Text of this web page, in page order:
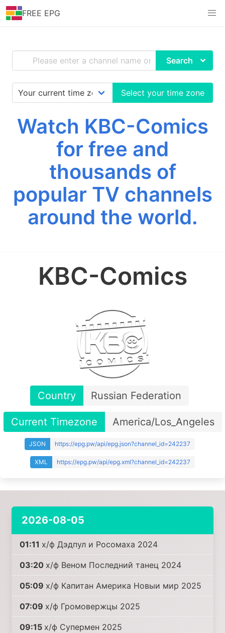
FREE EPG
Search
Select your time zone
Watch KBC-Comics
for free and
thousands of
popular TV channels
around the world.
KBC-Comics
Country Russian Federation
Current Timezone America/Los_Angeles
JSON https://epg.pw/api/epg.json?channel_id=242237
XML https://epg.pw/api/epg.xml?channel_id=242237
2026-08-05
01:11 х/ф Дэдпул и Росомаха 2024
03:20 х/ф Веном Последний танец 2024
05:09 х/ф Капитан Америка Новыи мир 2025
07:09 х/ф Громовержцы 2025
09:15 х/ф Супермен 2025